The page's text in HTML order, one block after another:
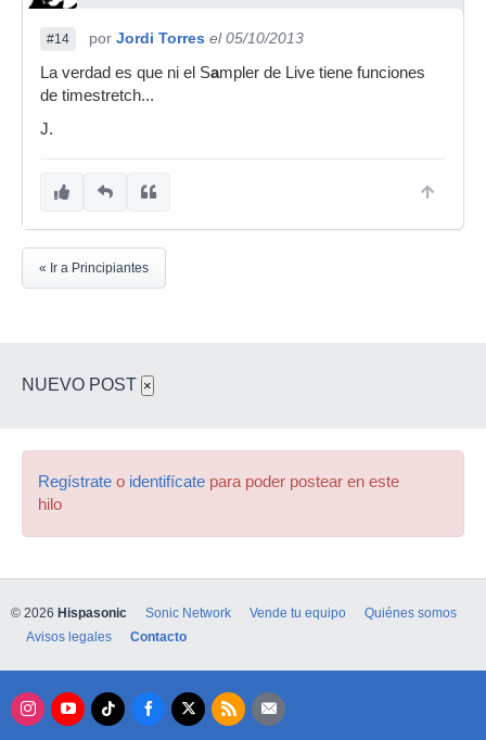
#14 por Jordi Torres el 05/10/2013
La verdad es que ni el Sampler de Live tiene funciones
de timestretch...
J.
« Ir a Principiantes
NUEVO POST ×
Regístrate o identifícate para poder postear en este
hilo
© 2026 Hispasonic Sonic Network Vende tu equipo
Quiénes somos
Avisos legales
Contacto